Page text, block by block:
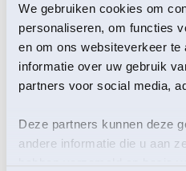
We gebruiken cookies om
personaliseren, om functies
en om ons websiteverkeer
informatie over uw gebruik
partners voor social media,
Deze partners kunnen deze
andere informatie die u aan
leuke wandeling met
Ook de Niebertermolen en
Steenhuis zijn deze middag
(let op: voor de musea
Daarnaast zijn er vijf
waarvoor je je op de dag